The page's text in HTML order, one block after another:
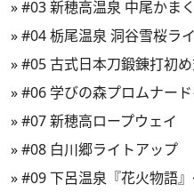
»#03 新穂高温泉 中尾かま
»#04 栃尾温泉 洞谷雪桜ラ
»#05 古式日本刀鍛錬打初
»#06 学びの森プロムナー
»#07 新穂高ロープウェイ
»#08 白川郷ライトアップ
»#09 下呂温泉『花火物語